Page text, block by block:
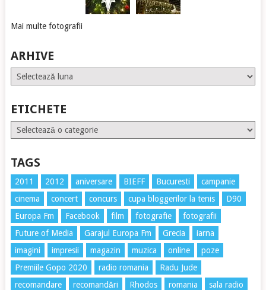
Mai multe fotografii
ARHIVE
Arhive
ETICHETE
Etichete
TAGS
2011 2012 aniversare BIEFF Bucuresti
campanie
cinema
concert concurs cupa bloggerilor la tenis
D90
Europa Fm
Facebook film fotografie
fotografii
Future of Media
Garajul Europa Fm Grecia
iarna
imagini
impresii magazin muzica online
poze
Premiile Gopo 2020
radio romania
Radu Jude
recomandare
recomandări Rhodos romania
sala radio